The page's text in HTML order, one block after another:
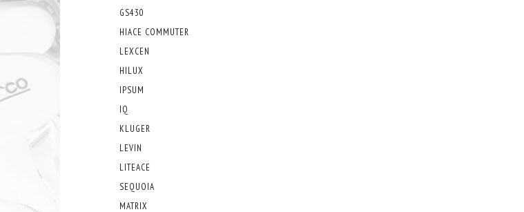
GS430
HIACE COMMUTER
LEXCEN
HILUX
IPSUM
IQ
KLUGER
LEVIN
LITEACE
SEQUOIA
MATRIX